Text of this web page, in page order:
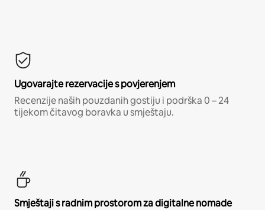
Ugovarajte rezervacije s povjerenjem
Recenzije naših pouzdanih gostiju i podrška 0 – 24
tijekom čitavog boravka u smještaju.
Smještaji s radnim prostorom za digitalne nomade